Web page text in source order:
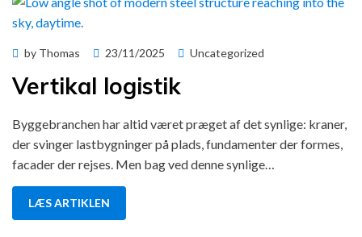
by Thomas
Posted
23/11/2025 Uncategorized
Vertikal logistik
Byggebranchen har altid været præget af det synlige: kraner,
der svinger lastbygninger på plads, fundamenter der formes,
facader der rejses. Men bag ved denne synlige…
LÆS ARTIKLEN